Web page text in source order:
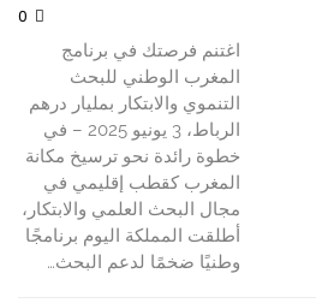
اغتنم فرصتك في برنامج
المغرب الوطني للبحث
التنموي والابتكار بمليار درهم
الرباط، 3 يونيو 2025 – في
خطوة رائدة نحو ترسيخ مكانة
المغرب كقطب إقليمي في
مجال البحث العلمي والابتكار،
أطلقت المملكة اليوم برنامجًا
وطنيًا ضخمًا لدعم البحث…